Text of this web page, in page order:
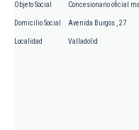
Objeto Social Concesionario oficial
Domicilio Social Avenida Burgos , 27
Localidad Valladolid